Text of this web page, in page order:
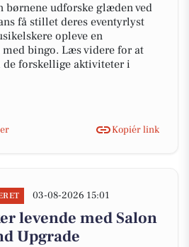
børnene udforske glæden ved
få stillet deres eventyrlyst
opleve en
bingo. Læs videre for at
de forskellige aktiviteter i
Kopiér link
03-08-2026 15:01
levende med Salon
Upgrade